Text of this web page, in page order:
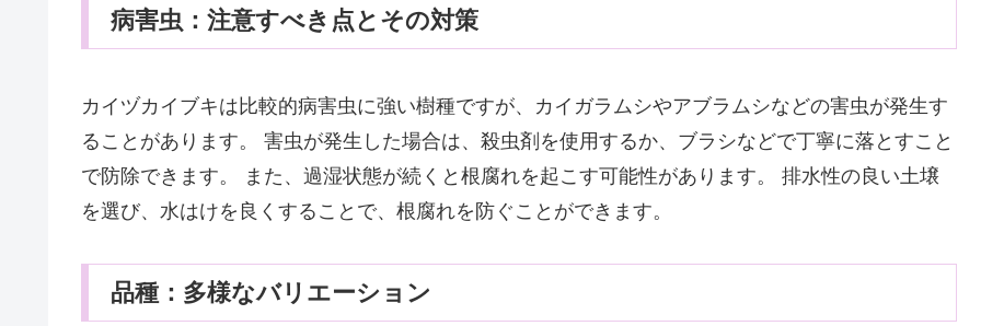
病害虫：注意すべき点とその対策
カイヅカイブキは比較的病害虫に強い樹種ですが、カイガラムシやアブラムシなどの害虫が発生す
ることがあります。 害虫が発生した場合は、殺虫剤を使用するか、ブラシなどで丁寧に落とすこと
で防除できます。 また、過湿状態が続くと根腐れを起こす可能性があります。 排水性の良い土壌
を選び、水はけを良くすることで、根腐れを防ぐことができます。
品種：多様なバリエーション